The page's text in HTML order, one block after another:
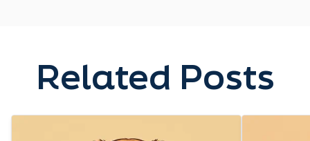
ongewenst gedrag. Dit maakt de training positief en
effectief.
Related Posts